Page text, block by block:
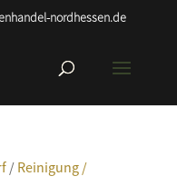
nordhessen.de
/ Reinigung /